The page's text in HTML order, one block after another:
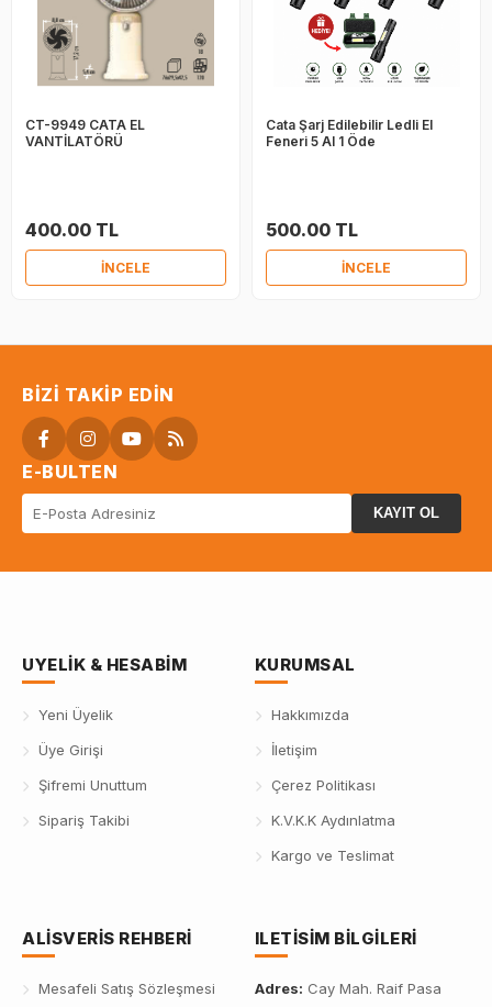
CT-9949 CATA EL
VANTİLATÖRÜ
400.00 TL
İNCELE
Cata Şarj Edilebilir Ledli El
Feneri 5 Al 1 Öde
500.00 TL
İNCELE
BIZI TAKIP EDIN
E-BULTEN
KAYIT OL
UYELIK & HESABIM
Yeni Üyelik
Üye Girişi
Şifremi Unuttum
Sipariş Takibi
KURUMSAL
Hakkımızda
İletişim
Çerez Politikası
K.V.K.K Aydınlatma
Kargo ve Teslimat
ALISVERIS REHBERI
Mesafeli Satış Sözleşmesi
ILETISIM BILGILERI
Adres: Cay Mah. Raif Pasa